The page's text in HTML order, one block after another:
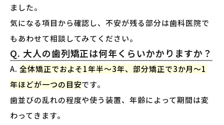
ました。
気になる項目から確認し、不安が残る部分は歯科医院で
もあわせて相談してみてください。
Q. 大人の歯列矯正は何年くらいかかりますか？
A. 全体矯正でおよそ1年半〜3年、部分矯正で3か月〜1
年ほどが一つの目安です。
歯並びの乱れの程度や使う装置、年齢によって期間は変
わってきます。